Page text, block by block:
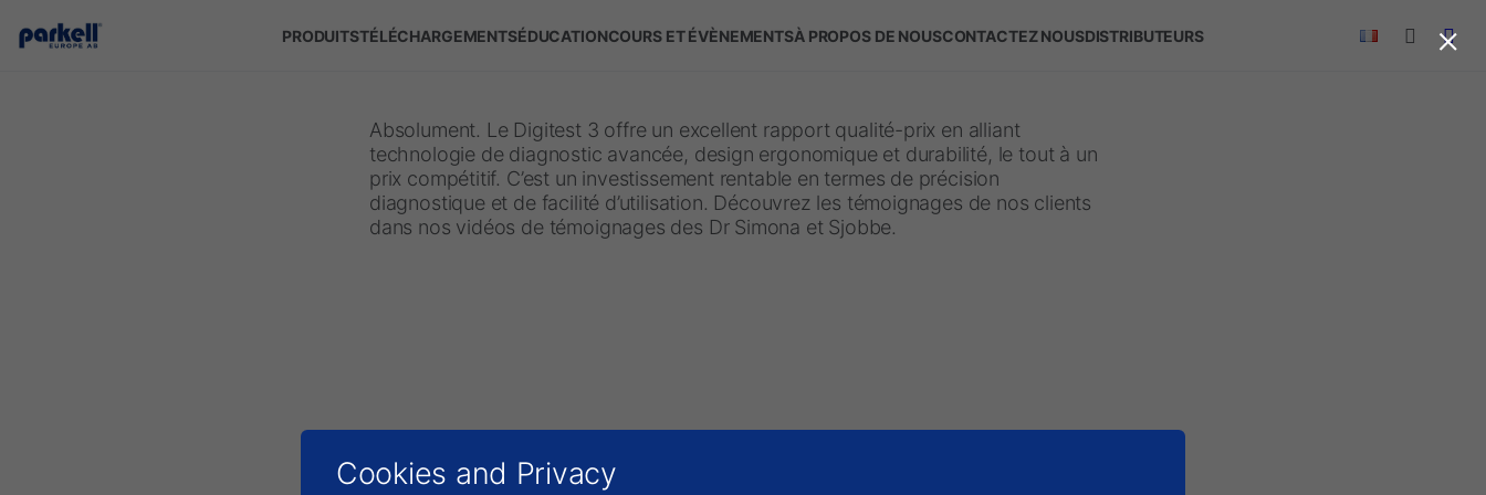
Skip to main content
PRODUITSTÉLÉCHARGEMENTSÉDUCATIONCOURS ET ÉVÈNEMENTSÀ PROPOS DE NOUSCONTACTEZ NOUSDISTRIBUTEURS
Absolument. Le Digitest 3 offre un excellent rapport qualité-prix en alliant
technologie de diagnostic avancée, design ergonomique et durabilité, le tout à un
prix compétitif. C’est un investissement rentable en termes de précision
diagnostique et de facilité d’utilisation. Découvrez les témoignages de nos clients
dans nos vidéos de témoignages des Dr Simona et Sjobbe.
×
Cookies and Privacy